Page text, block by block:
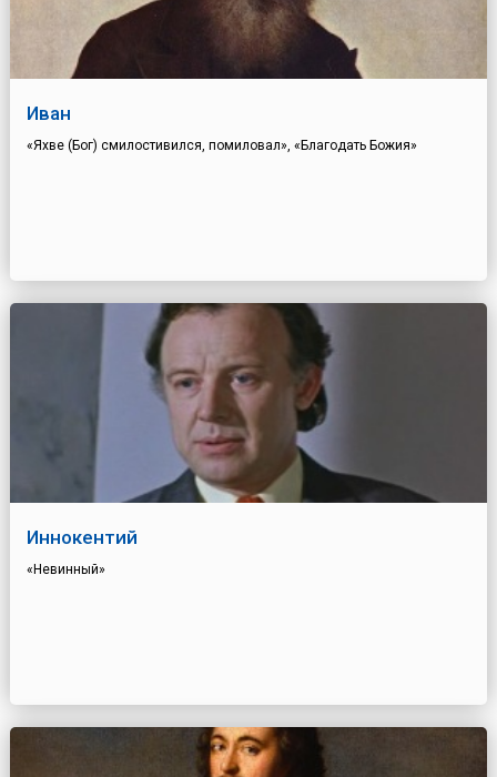
Иван
«Яхве (Бог) смилостивился, помиловал», «Благодать Божия»
Иннокентий
«Невинный»